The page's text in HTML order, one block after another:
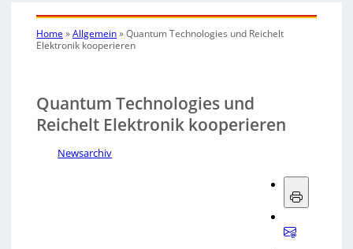
Home »Allgemein»Quantum Technologies und Reichelt
Elektronik kooperieren
Quantum Technologies und
Reichelt Elektronik kooperieren
Newsarchiv